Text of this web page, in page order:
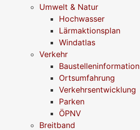
Umwelt & Natur
Hochwasser
Lärmaktionsplan
Windatlas
Verkehr
Baustelleninformation
Ortsumfahrung
Verkehrsentwicklung
Parken
ÖPNV
Breitband